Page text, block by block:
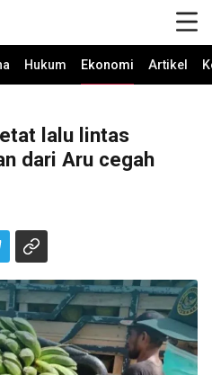
Hukum Ekonomi Artikel
lalu lintas
dari Aru cegah